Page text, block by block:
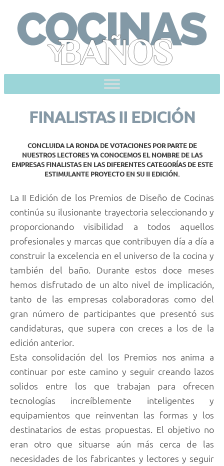
content
FINALISTAS II EDICIÓN
CONCLUIDA LA RONDA DE VOTACIONES POR PARTE DE
NUESTROS LECTORES YA CONOCEMOS EL NOMBRE DE LAS
EMPRESAS FINALISTAS EN LAS DIFERENTES CATEGORÍAS DE ESTE
ESTIMULANTE PROYECTO EN SU II EDICIÓN.
La II Edición de los Premios de Diseño de Cocinas
continúa su ilusionante trayectoria seleccionando y
proporcionando visibilidad a todos aquellos
profesionales y marcas que contribuyen día a día a
construir la excelencia en el universo de la cocina y
también del baño. Durante estos doce meses
hemos disfrutado de un alto nivel de implicación,
tanto de las empresas colaboradoras como del
gran número de participantes que presentó sus
candidaturas, que supera con creces a los de la
edición anterior.
Esta consolidación del los Premios nos anima a
continuar por este camino y seguir creando lazos
solidos entre los que trabajan para ofrecen
tecnologías increíblemente inteligentes y
equipamientos que reinventan las formas y los
destinatarios de estas propuestas. El objetivo no
eran otro que situarse aún más cerca de las
necesidades de los fabricantes y lectores y seguir